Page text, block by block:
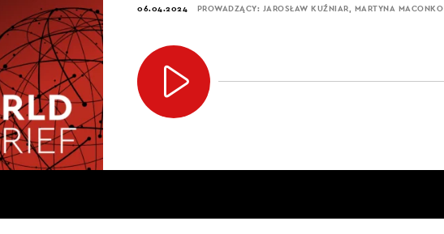
06.04.2024 PROWADZĄCY: JAROSŁAW KUŹNIAR, MARTYNA MACONKO